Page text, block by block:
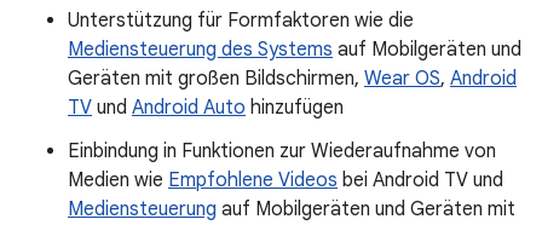
Unterstützung für Formfaktoren wie die
Mediensteuerung des Systems auf Mobilgeräten und
Geräten mit großen Bildschirmen, Wear OS, Android
TV und Android Auto hinzufügen
Einbindung in Funktionen zur Wiederaufnahme von
Medien wie Empfohlene Videos bei Android TV und
Mediensteuerung auf Mobilgeräten und Geräten mit